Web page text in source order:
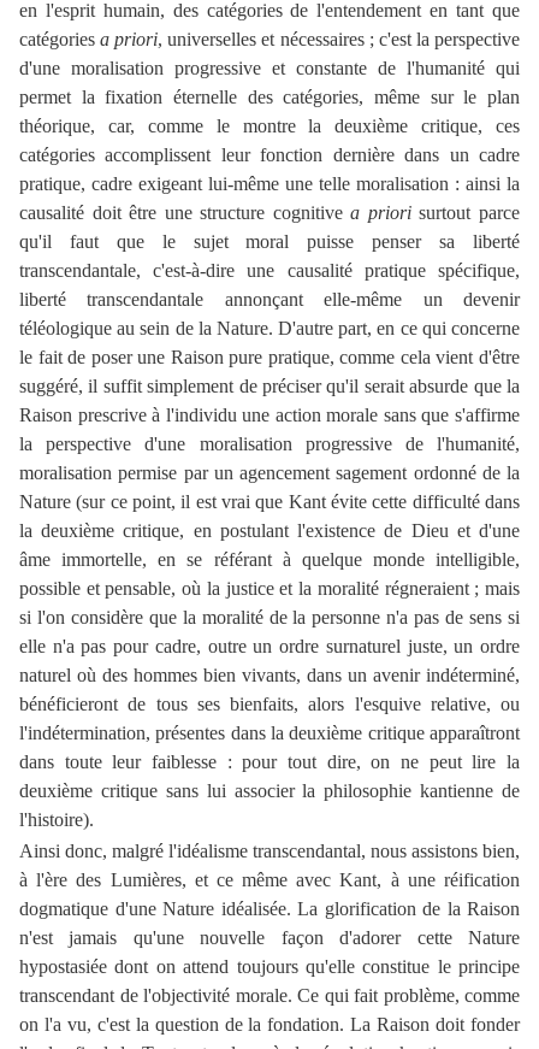
en l'esprit humain, des catégories de l'entendement en tant que
catégoriesa priori, universelles et nécessaires ; c'est la perspective
d'une moralisation progressive et constante de l'humanité qui
permet la fixation éternelle des catégories, même sur le plan
théorique, car, comme le montre la deuxième critique, ces
catégories accomplissent leur fonction dernière dans un cadre
pratique, cadre exigeant lui-même une telle moralisation : ainsi la
causalité doit être une structure cognitivea priorisurtout parce
qu'il faut que le sujet moral puisse penser sa liberté
transcendantale, c'est-à-dire une causalité pratique spécifique,
liberté transcendantale annonçant elle-même un devenir
téléologique au sein de la Nature. D'autre part, en ce qui concerne
le fait de poser une Raison pure pratique, comme cela vient d'être
suggéré, il suffit simplement de préciser qu'il serait absurde que la
Raison prescrive à l'individu une action morale sans que s'affirme
la perspective d'une moralisation progressive de l'humanité,
moralisation permise par un agencement sagement ordonné de la
Nature (sur ce point, il est vrai que Kant évite cette difficulté dans
la deuxième critique, en postulant l'existence de Dieu et d'une
âme immortelle, en se référant à quelque monde intelligible,
possible et pensable, où la justice et la moralité régneraient ; mais
si l'on considère que la moralité de la personne n'a pas de sens si
elle n'a pas pour cadre, outre un ordre surnaturel juste, un ordre
naturel où des hommes bien vivants, dans un avenir indéterminé,
bénéficieront de tous ses bienfaits, alors l'esquive relative, ou
l'indétermination, présentes dans la deuxième critique apparaîtront
dans toute leur faiblesse : pour tout dire, on ne peut lire la
deuxième critique sans lui associer la philosophie kantienne de
l'histoire).
Ainsi donc, malgré l'idéalisme transcendantal, nous assistons bien,
à l'ère des Lumières, et ce même avec Kant, à une réification
dogmatique d'une Nature idéalisée. La glorification de la Raison
n'est jamais qu'une nouvelle façon d'adorer cette Nature
hypostasiée dont on attend toujours qu'elle constitue le principe
transcendant de l'objectivité morale. Ce qui fait problème, comme
on l'a vu, c'est la question de la fondation. La Raison doit fonder